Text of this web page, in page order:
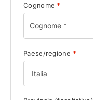
Cognome *
Paese/regione *